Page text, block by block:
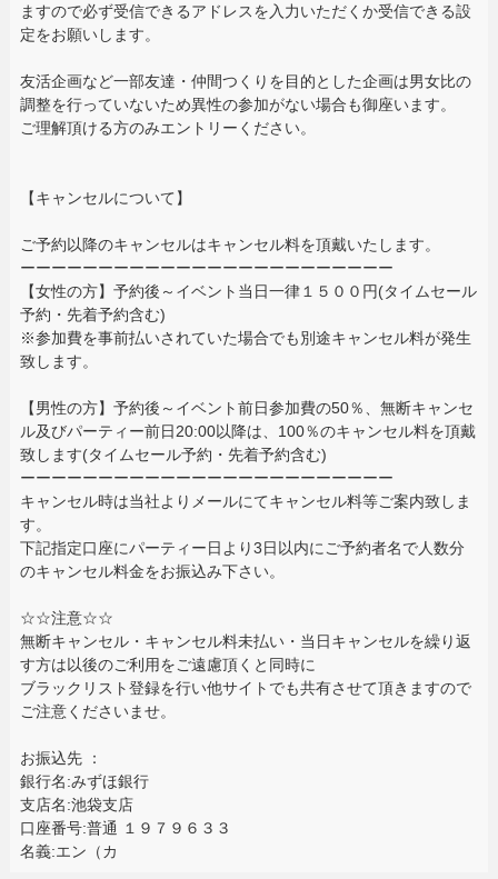
ますので必ず受信できるアドレスを入力いただくか受信できる設
定をお願いします。
友活企画など一部友達・仲間つくりを目的とした企画は男女比の
調整を行っていないため異性の参加がない場合も御座います。
ご理解頂ける方のみエントリーください。
【キャンセルについて】
ご予約以降のキャンセルはキャンセル料を頂戴いたします。
ーーーーーーーーーーーーーーーーーーーーーーーー
【女性の方】予約後～イベント当日一律１５００円(タイムセール
予約・先着予約含む)
※参加費を事前払いされていた場合でも別途キャンセル料が発生
致します。
【男性の方】予約後～イベント前日参加費の50％、無断キャンセ
ル及びパーティー前日20:00以降は、100％のキャンセル料を頂戴
致します(タイムセール予約・先着予約含む)
ーーーーーーーーーーーーーーーーーーーーーーーー
キャンセル時は当社よりメールにてキャンセル料等ご案内致しま
す。
下記指定口座にパーティー日より3日以内にご予約者名で人数分
のキャンセル料金をお振込み下さい。
☆☆注意☆☆
無断キャンセル・キャンセル料未払い・当日キャンセルを繰り返
す方は以後のご利用をご遠慮頂くと同時に
ブラックリスト登録を行い他サイトでも共有させて頂きますので
ご注意くださいませ。
お振込先 ：
銀行名:みずほ銀行
支店名:池袋支店
口座番号:普通 １９７９６３３
名義:エン（カ